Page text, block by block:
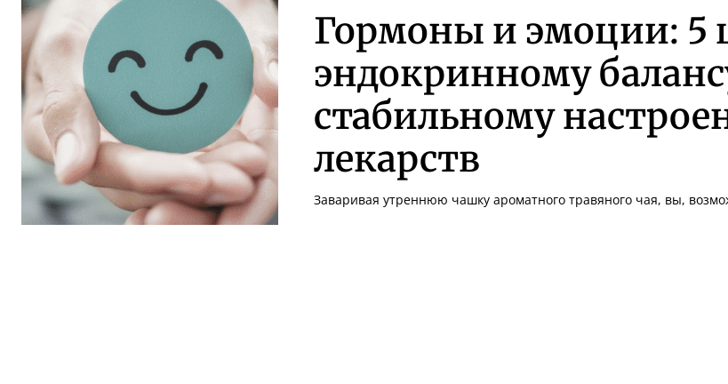
Гормоны и эмоции: 5
эндокринному
стабильному
лекарств
Заваривая утреннюю чашку ароматного травяного чая, вы,